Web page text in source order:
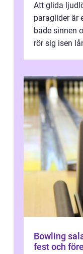
Att glida
paraglider är
både sinnen
rör sig isen
Bowling
fest och